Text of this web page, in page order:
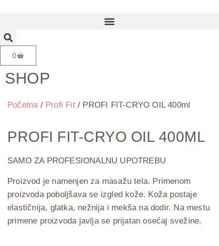
0
SHOP
Početna/ Profi Fit/ PROFI FIT-CRYO OIL 400ml
PROFI FIT-CRYO OIL 400ML
SAMO ZA PROFESIONALNU UPOTREBU
Proizvod je namenjen za masažu tela. Primenom
proizvoda poboljšava se izgled kože. Koža postaje
elastičnija, glatka, nežnija i mekša na dodir. Na mestu
primene proizvoda javlja se prijatan osećaj svežine.